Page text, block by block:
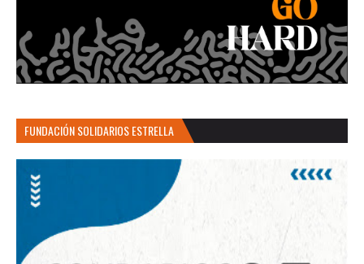
FUNDACIÓN SOLIDARIOS ESTRELLA